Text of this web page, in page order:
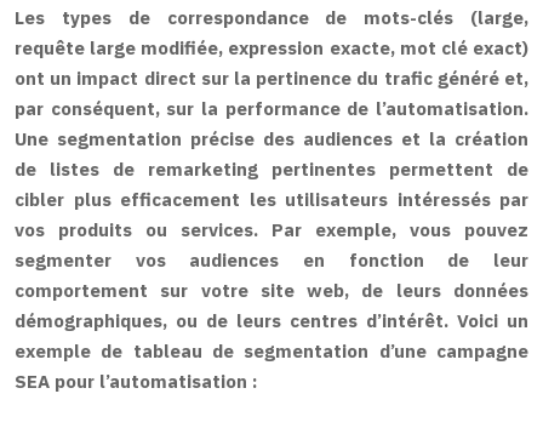
Les types de correspondance de mots-clés (large,
requête large modifiée, expression exacte, mot clé exact)
ont un impact direct sur la pertinence du trafic généré et,
par conséquent, sur la performance de l’automatisation.
Une segmentation précise des audiences et la création
de listes de remarketing pertinentes permettent de
cibler plus efficacement les utilisateurs intéressés par
vos produits ou services. Par exemple, vous pouvez
segmenter vos audiences en fonction de leur
comportement sur votre site web, de leurs données
démographiques, ou de leurs centres d’intérêt. Voici un
exemple de tableau de segmentation d’une campagne
SEA pour l’automatisation :